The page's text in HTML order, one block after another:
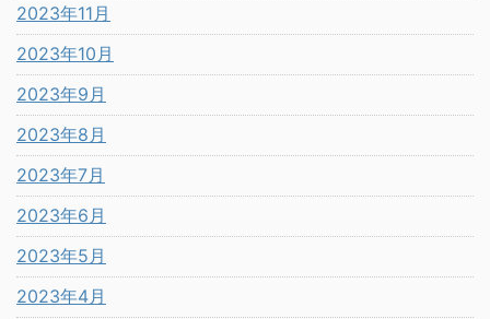
2023年11月
2023年10月
2023年9月
2023年8月
2023年7月
2023年6月
2023年5月
2023年4月